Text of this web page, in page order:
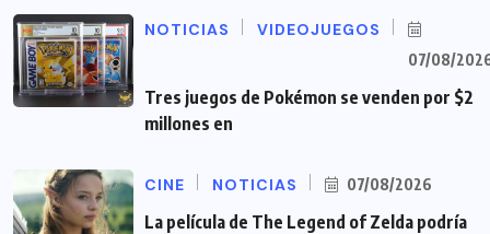
NOTICIAS VIDEOJUEGOS
07/08/
Tres juegos de Pokémon se venden por $2
millones en
CINE NOTICIAS 07/08/2026
La película de The Legend of Zelda podría